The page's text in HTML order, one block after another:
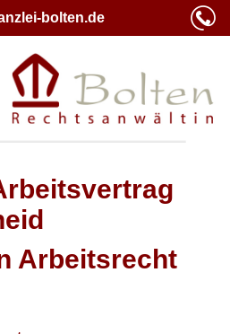
bolten.de
Arbeitsrecht